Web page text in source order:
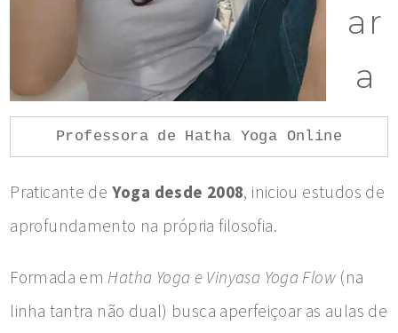
ar
a
Professora de Hatha Yoga Online
Praticante de Yoga desde 2008, iniciou estudos de
aprofundamento na própria filosofia.
Formada emHatha Yoga e Vinyasa Yoga Flow(na
linha tantra não dual) busca aperfeiçoar as aulas de